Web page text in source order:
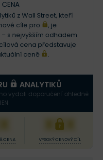
z Wall Street, kteří
cíle pro
, je
– s nejvyšším odhadem
cena představuje
ceně .
ANALYTIKŮ
vydali doporučení ohledně
CENA
XXX
VYSOKÝ CENOVÝ CÍL